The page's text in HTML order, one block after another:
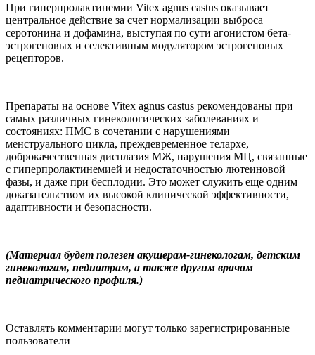
При гиперпролактинемии Vitex agnus castus оказывает
центральное действие за счет нормализации выброса
серотонина и дофамина, выступая по сути агонистом бета-
эстрогеновых и селективным модулятором эстрогеновых
рецепторов.
Препараты на основе Vitex agnus castus рекомендованы при
самых различных гинекологических заболеваниях и
состояниях: ПМС в сочетании с нарушениями
менструального цикла, преждевременное телархе,
доброкачественная дисплазия МЖ, нарушения МЦ, связанные
с гиперпролактинемией и недостаточностью лютеиновой
фазы, и даже при бесплодии. Это может служить еще одним
доказательством их высокой клинической эффективности,
адаптивности и безопасности.
(Материал будет полезен акушерам-гинекологам, детским
гинекологам, педиатрам, а также другим врачам
педиатрического профиля.)
Оставлять комментарии могут только зарегистрированные
пользователи